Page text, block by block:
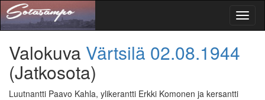
Valokuva Värtsilä 02.08.1944
(Jatkosota)
Luutnantti Paavo Kahla, ylikerantti Erkki Komonen ja kersantti